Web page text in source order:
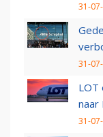
31-
31-
LOT
naar
31-